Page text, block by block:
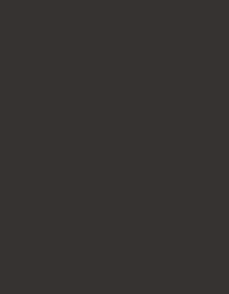
aktiv-hvidevareservice/